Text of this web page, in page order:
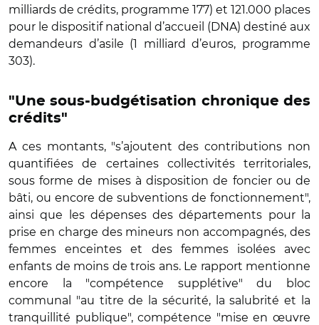
milliards de crédits, programme 177) et 121.000 places
pour le dispositif national d’accueil (DNA) destiné aux
demandeurs d’asile (1 milliard d’euros, programme
303).
"Une sous-budgétisation chronique des
crédits"
A ces montants, "s’ajoutent des contributions non
quantifiées de certaines collectivités territoriales,
sous forme de mises à disposition de foncier ou de
bâti, ou encore de subventions de fonctionnement",
ainsi que les dépenses des départements pour la
prise en charge des mineurs non accompagnés, des
femmes enceintes et des femmes isolées avec
enfants de moins de trois ans. Le rapport mentionne
encore la "compétence supplétive" du bloc
communal "au titre de la sécurité, la salubrité et la
tranquillité publique", compétence "mise en œuvre